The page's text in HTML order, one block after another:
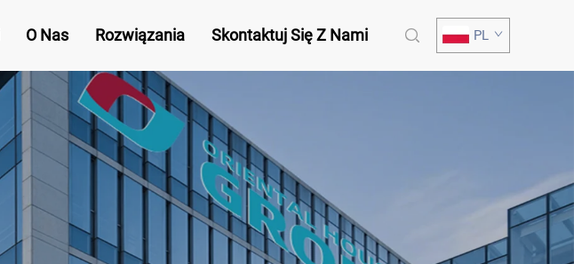
O Nas Rozwiązania Skontaktuj Się Z Nami PL